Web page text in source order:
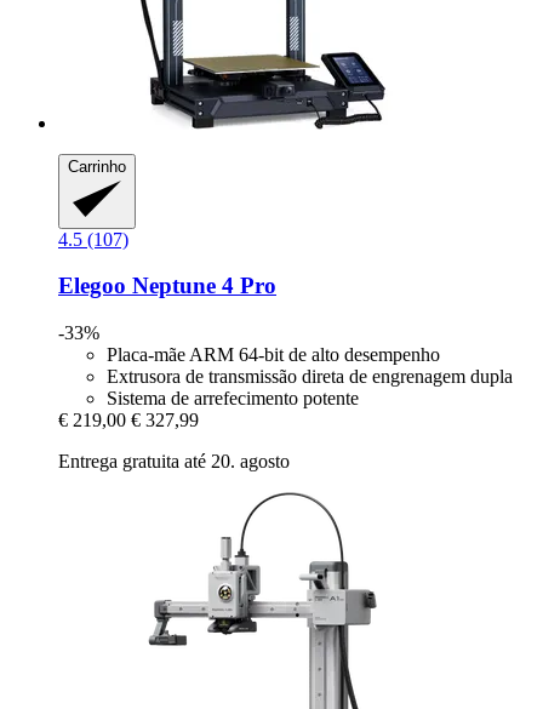
Carrinho
4.5 (107)
Elegoo Neptune 4 Pro
-33%
Placa-mãe ARM 64-bit de alto desempenho
Extrusora de transmissão direta de engrenagem dupla
Sistema de arrefecimento potente
€ 219,00 € 327,99
Entrega gratuita até 20. agosto